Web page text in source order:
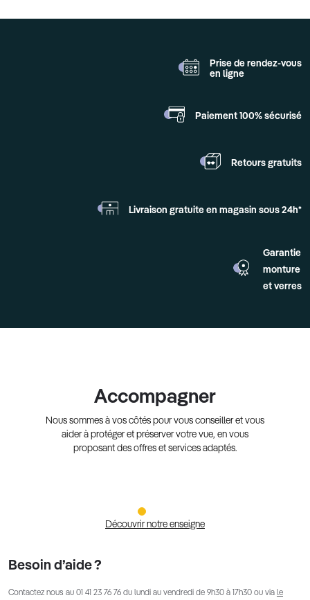
Prise de rendez-vous
en ligne
Paiement 100% sécurisé
Retours gratuits
Livraison gratuite en magasin sous 24h*
Garantie
monture
et verres
Accompagner
Nous sommes à vos côtés pour vous conseiller et vous
aider à protéger et préserver votre vue, en vous
proposant des offres et services adaptés.
Découvrir notre enseigne
Besoin d’aide ?
Contactez nous au 01 41 23 76 76 du lundi au vendredi de 9h30 à 17h30 ou via le